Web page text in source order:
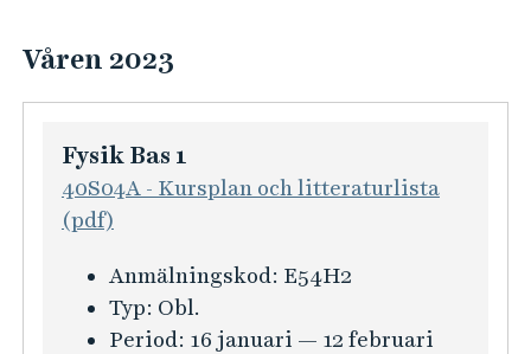
Våren 2023
Fysik Bas 1
40S04A - Kursplan och litteraturlista
(pdf)
K
u
r
Anmälningskod: E54H2
Typ: Obl.
Period: 16 januari — 12 februari